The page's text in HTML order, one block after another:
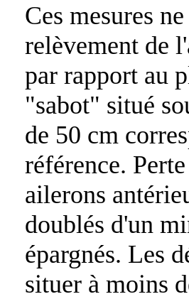
Ces mesures
relèvement de
par rapport au
"sabot" situé
de 50 cm
référence.
ailerons
doublés d'un
épargnés. Les
situer à moins